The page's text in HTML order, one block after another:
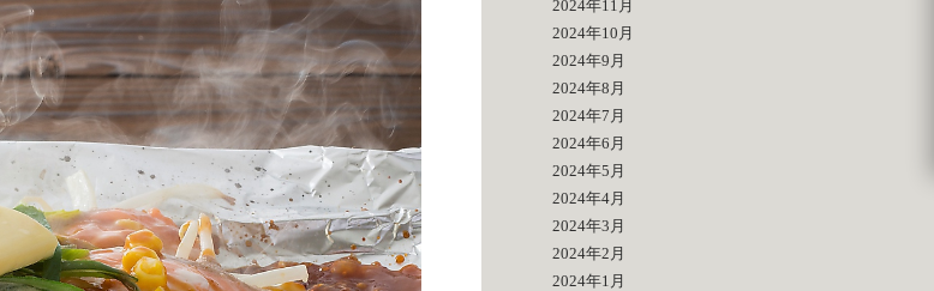
2024年11月
2024年10月
2024年9月
2024年8月
2024年7月
2024年6月
2024年5月
2024年4月
2024年3月
2024年2月
2024年1月